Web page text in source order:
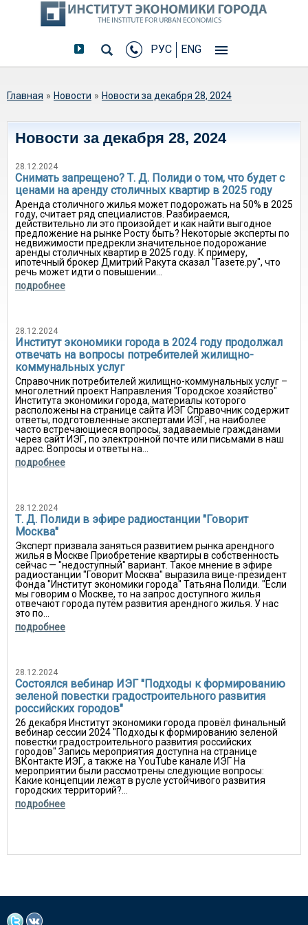
РУС ENG
Вы здесь
Главная » Новости » Новости за декабря 28, 2024
Новости за декабря 28, 2024
28.12.2024
Снимать запрещено? Т. Д. Полиди о том, что будет с
ценами на аренду столичных квартир в 2025 году
Аренда столичного жилья может подорожать на 50% в 2025
году, считает ряд специалистов. Разбираемся,
действительно ли это произойдет и как найти выгодное
предложение на рынке Росту быть? Некоторые эксперты по
недвижимости предрекли значительное подорожание
аренды столичных квартир в 2025 году. К примеру,
ипотечный брокер Дмитрий Ракута сказал "Газете.ру", что
речь может идти о повышении...
подробнее
28.12.2024
Институт экономики города в 2024 году продолжал
отвечать на вопросы потребителей жилищно-
коммунальных услуг
Справочник потребителей жилищно-коммунальных услуг –
многолетний проект Направления "Городское хозяйство"
Института экономики города, материалы которого
расположены на странице сайта ИЭГ Справочник содержит
ответы, подготовленные экспертами ИЭГ, на наиболее
часто встречающиеся вопросы, задаваемые гражданами
через сайт ИЭГ, по электронной почте или письмами в наш
адрес. Вопросы и ответы на...
подробнее
28.12.2024
Т. Д. Полиди в эфире радиостанции "Говорит
Москва"
Эксперт призвала заняться развитием рынка арендного
жилья в Москве Приобретение квартиры в собственность
сейчас — "недоступный" вариант. Такое мнение в эфире
радиостанции "Говорит Москва" выразила вице-президент
Фонда "Институт экономики города" Татьяна Полиди. "Если
мы говорим о Москве, то на запрос доступного жилья
отвечают города путём развития арендного жилья. У нас
это по...
подробнее
28.12.2024
Состоялся вебинар ИЭГ "Подходы к формированию
зеленой повестки градостроительного развития
российских городов"
26 декабря Институт экономики города провёл финальный
вебинар сессии 2024 "Подходы к формированию зеленой
повестки градостроительного развития российских
городов" Запись мероприятия доступна на странице
ВКонтакте ИЭГ, а также на YouTube канале ИЭГ На
мероприятии были рассмотрены следующие вопросы:
Какие концепции лежат в русле устойчивого развития
городских территорий?...
подробнее